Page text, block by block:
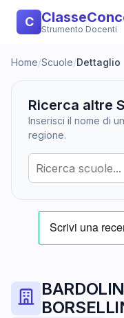
C
Strumento Docenti
Home/Scuole/Dettaglio
Ricerca altre
Inserisci il nome di
regione.